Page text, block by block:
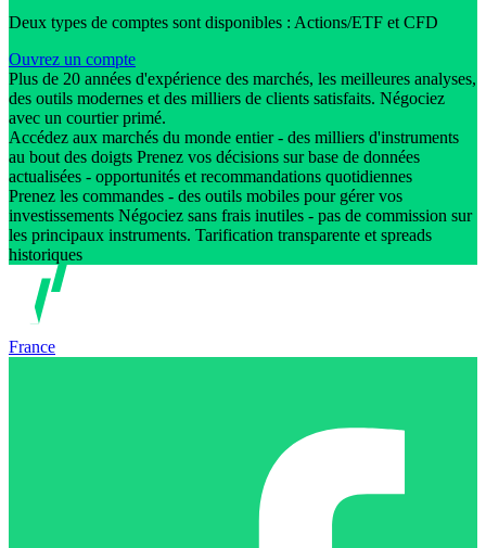
Deux types de comptes sont disponibles : Actions/ETF et CFD
Ouvrez un compte
Plus de 20 années d'expérience des marchés, les meilleures analyses,
des outils modernes et des milliers de clients satisfaits. Négociez
avec un courtier primé.
Accédez aux marchés du monde entier - des milliers d'instruments
au bout des doigts Prenez vos décisions sur base de données
actualisées - opportunités et recommandations quotidiennes
Prenez les commandes - des outils mobiles pour gérer vos
investissements Négociez sans frais inutiles - pas de commission sur
les principaux instruments. Tarification transparente et spreads
historiques
France